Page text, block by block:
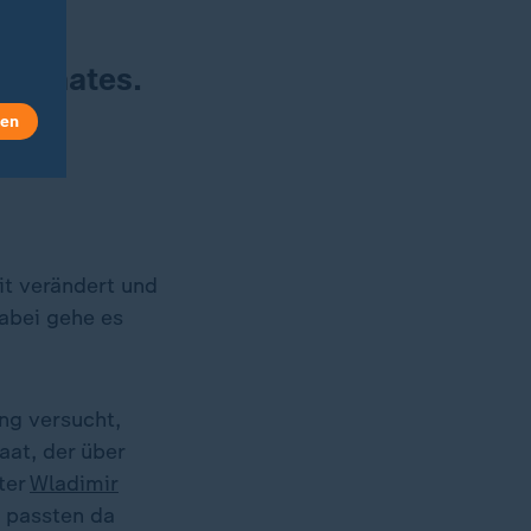
Staates.
verändert und
gehe es
versucht,
der über
Wladimir
da